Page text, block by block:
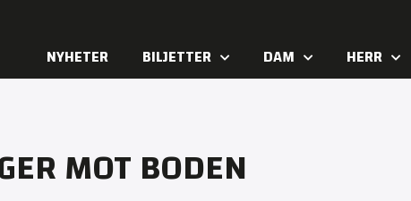
NYHETER BILJETTER DAM HERR
MOT BODEN